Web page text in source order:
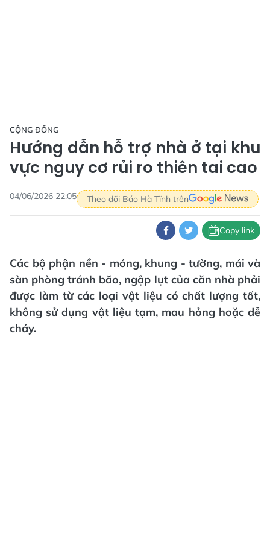
CỘNG ĐỒNG
Hướng dẫn hỗ trợ nhà ở tại khu
vực nguy cơ rủi ro thiên tai cao
04/06/2026 22:05 Theo dõi Báo Hà Tĩnh trên
Copy link
Các bộ phận nền - móng, khung - tường, mái và
sàn phòng tránh bão, ngập lụt của căn nhà phải
được làm từ các loại vật liệu có chất lượng tốt,
không sử dụng vật liệu tạm, mau hỏng hoặc dễ
cháy.